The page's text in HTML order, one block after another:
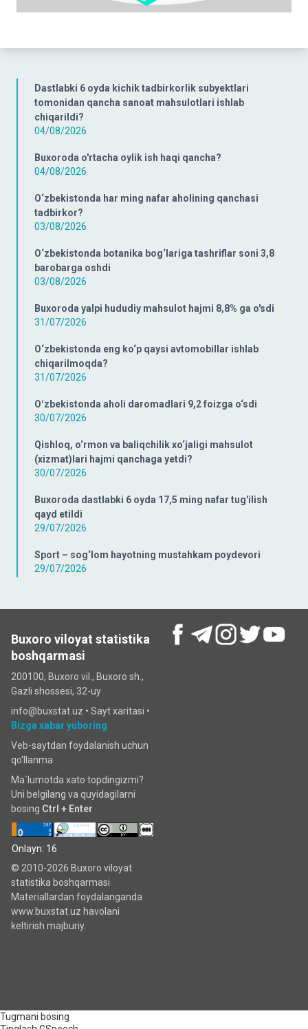
Dastlabki 6 oyda kichik tadbirkorlik subyektlari
tomonidan qancha sanoat mahsulotlari ishlab
chiqarildi?
04/08/2026
Buxoroda o'rtacha oylik ish haqi qancha?
04/08/2026
O‘zbekistonda har ming nafar aholining qanchasi
tadbirkor?
03/08/2026
O‘zbekistonda botanika bog‘lariga tashriflar soni 3,8
barobarga oshdi
03/08/2026
Buxoroda yalpi hududiy mahsulot hajmi 8,8% ga o'sdi
31/07/2026
O‘zbekistonda eng ko‘p qaysi avtomobillar ishlab
chiqarilmoqda?
31/07/2026
Oʻzbekistonda aholi daromadlari 9,2 foizga o‘sdi
30/07/2026
Qishloq, o‘rmon va baliqchilik xo‘jaligi mahsulot
(xizmat)lari hajmi qanchaga yetdi?
30/07/2026
Buxoroda dastlabki 6 oyda 17,5 ming nafar tug'ilish
qayd etildi
29/07/2026
Sport – sog‘lom hayotning mustahkam poydevori
29/07/2026
Buxoro viloyat statistika
boshqarmasi
200100, Buxoro vil., Buxoro sh.,
Gazli shossesi, 32-uy
info@buxstat.uz • Sayt xaritasi •
Bizga xabar yuboring
Veb-saytdan foydalanish uchun
qo'llanma
Ma`lumotda xato topdingizmi?
Uni belgilang va quyidagilarni
bosing Ctrl + Enter
Onlayn: 16
© 2010-2026 Buxoro viloyat
statistika boshqarmasi
Materiallardan foydalanganda
www.buxstat.uz havolani
keltirish majburiy.
Tugmani bosing